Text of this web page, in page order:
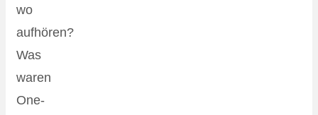
wo
aufhören?
Was
waren
One-